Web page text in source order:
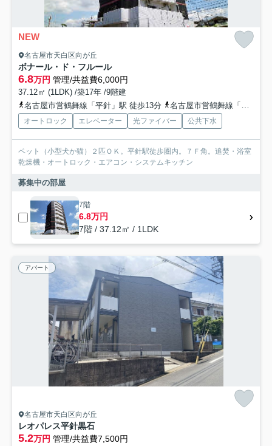
NEW
名古屋市天白区向が丘
ボナール・ド・フルール
6.8万円 管理/共益費6,000円
37.12㎡ (1LDK) /築17年 /9階建
名古屋市営鶴舞線「平針」駅 徒歩13分
名古屋市営鶴舞線「八事」駅 バス24分 バス「平針住宅口」 停歩1分
オートロック エレベーター 光ファイバー 公共下水
ペット（小型犬か猫）２匹ＯＫ。平針駅徒歩圏内。７Ｆ角。追焚・浴室
乾燥機・オートロック・エアコン・システムキッチン
募集中の部屋
7階
6.8万円
7階 / 37.12㎡ / 1LDK
アパート
名古屋市天白区向が丘
レオパレス平針黒石
5.2万円 管理/共益費7,500円